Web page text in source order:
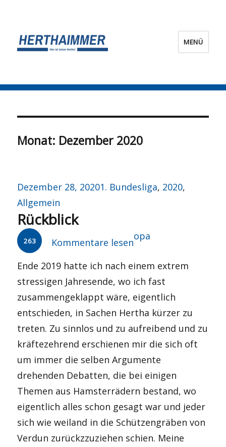
MENÜ
Monat: Dezember 2020
Veröffentlicht
am
Dezember 28, 2020Kategorien
1. Bundesliga, 2020,
Allgemein
Rückblick
263 Kommentare lesen
Autor
opa
Ende 2019 hatte ich nach einem extrem
stressigen Jahresende, wo ich fast
zusammengeklappt wäre, eigentlich
entschieden, in Sachen Hertha kürzer zu
treten. Zu sinnlos und zu aufreibend und zu
kräftezehrend erschienen mir die sich oft
um immer die selben Argumente
drehenden Debatten, die bei einigen
Themen aus Hamsterrädern bestand, wo
eigentlich alles schon gesagt war und jeder
sich wie weiland in die Schützengräben von
Verdun zurückzzuziehen schien. Meine